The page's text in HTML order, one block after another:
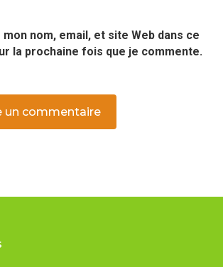
nom, email, et site Web dans ce
la prochaine fois que je commente.